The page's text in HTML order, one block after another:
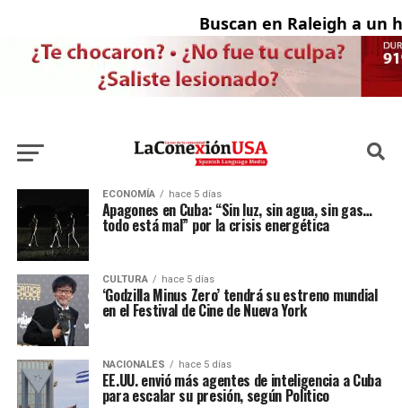
Buscan en Raleigh a un
ECONOMÍA hace 5 días
Apagones en Cuba: “Sin luz, sin agua, sin gas…
todo está mal” por la crisis energética
CULTURA hace 5 días
‘Godzilla Minus Zero’ tendrá su estreno mundial
en el Festival de Cine de Nueva York
NACIONALES hace 5 días
EE.UU. envió más agentes de inteligencia a Cuba
para escalar su presión, según Politico